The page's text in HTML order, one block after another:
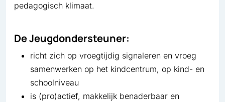
pedagogisch klimaat.
De Jeugdondersteuner:
richt zich op vroegtijdig signaleren en vroeg
samenwerken op het kindcentrum, op kind- en
schoolniveau
is (pro)actief, makkelijk benaderbaar en